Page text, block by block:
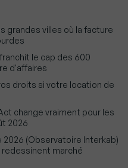
grandes villes où la facture
le cap des 600
d'affaires
droits si votre location de
change vraiment pour les
2026
2026 (Observatoire Interkab)
marché